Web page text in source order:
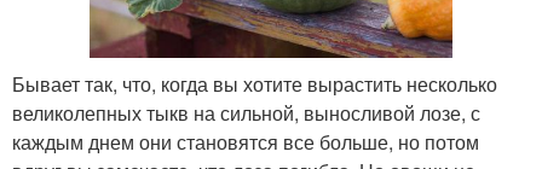
Бывает так, что, когда вы хотите вырастить несколько
великолепных тыкв на сильной, выносливой лозе, с
каждым днем они становятся все больше, но потом